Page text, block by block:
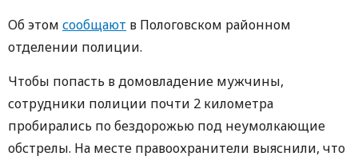
Об этом сообщают в Пологовском районном
отделении полиции.
Чтобы попасть в домовладение мужчины,
сотрудники полиции почти 2 километра
пробирались по бездорожью под неумолкающие
обстрелы. На месте правоохранители выяснили, что